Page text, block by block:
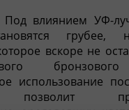
Под влиянием УФ-
грубее,
вскоре не
бронзового
использование
позволит